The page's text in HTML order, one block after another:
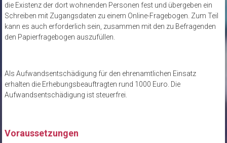
die Existenz der dort wohnenden Personen fest und übergeben ein
Schreiben mit Zugangsdaten zu einem Online-Fragebogen. Zum Teil
kann es auch erforderlich sein, zusammen mit den zu Befragenden
den Papierfragebogen auszufüllen.
Als Aufwandsentschädigung für den ehrenamtlichen Einsatz
erhalten die Erhebungsbeauftragten rund 1000 Euro. Die
Aufwandsentschädigung ist steuerfrei.
Voraussetzungen